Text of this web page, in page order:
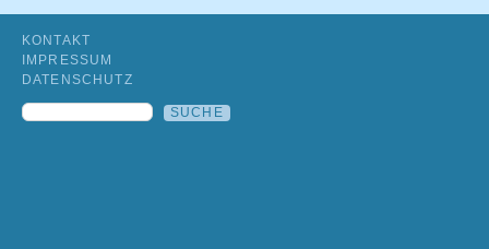
KONTAKT
IMPRESSUM
DATENSCHUTZ